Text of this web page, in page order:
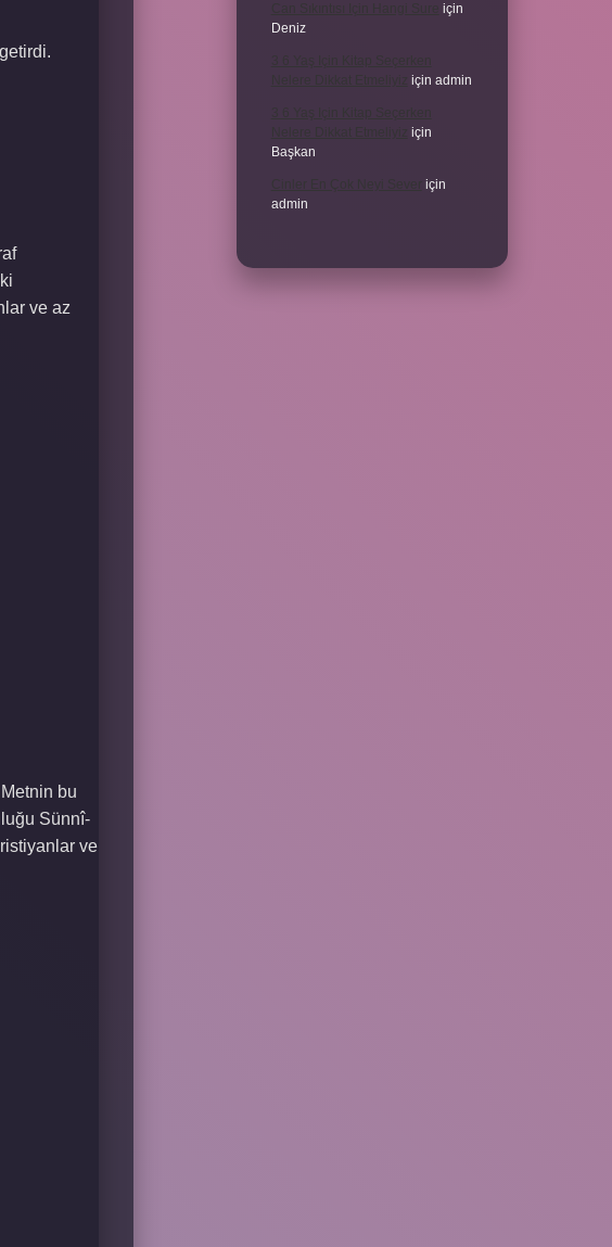
ve az
bu
Sünnî-
ve
için
Deniz
için admin
için
Başkan
için
admin